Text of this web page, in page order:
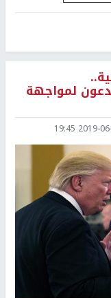
لمواجهة
2019-06-18